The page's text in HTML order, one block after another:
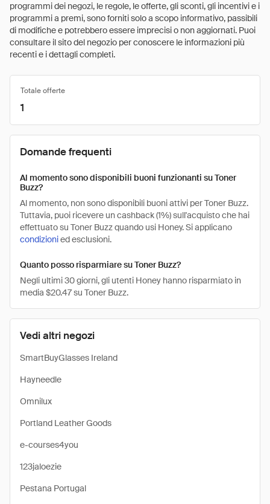
programmi dei negozi, le regole, le offerte, gli sconti, gli incentivi e i
programmi a premi, sono forniti solo a scopo informativo, passibili
di modifiche e potrebbero essere imprecisi o non aggiornati. Puoi
consultare il sito del negozio per conoscere le informazioni più
recenti e i dettagli completi.
Vedi altri negozi
SmartBuyGlasses Ireland
Hayneedle
Omnilux
Portland Leather Goods
e-courses4you
123jaloezie
Pestana Portugal
Totale offerte
1
Domande frequenti
Al momento sono disponibili buoni funzionanti su Toner
Buzz?
Al momento, non sono disponibili buoni attivi per Toner Buzz.
Tuttavia, puoi ricevere un cashback (1%) sull'acquisto che hai
effettuato su Toner Buzz quando usi Honey. Si applicano
condizionied esclusioni.
Quanto posso risparmiare su Toner Buzz?
Negli ultimi 30 giorni, gli utenti Honey hanno risparmiato in
media $20.47 su Toner Buzz.